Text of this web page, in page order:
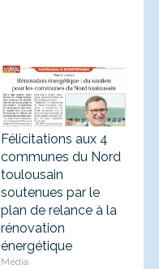
Félicitations aux 4
communes du Nord
toulousain
soutenues par le
plan de relance à la
rénovation
énergétique
Média